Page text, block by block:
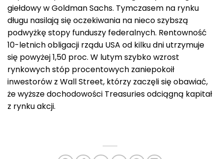
giełdowy w Goldman Sachs. Tymczasem na rynku
długu nasilają się oczekiwania na nieco szybszą
podwyżkę stopy funduszy federalnych. Rentowność
10-letnich obligacji rządu USA od kilku dni utrzymuje
się powyżej 1,50 proc. W lutym szybko wzrost
rynkowych stóp procentowych zaniepokoił
inwestorów z Wall Street, którzy zaczęli się obawiać,
że wyższe dochodowości Treasuries odciągną kapitał
z rynku akcji.